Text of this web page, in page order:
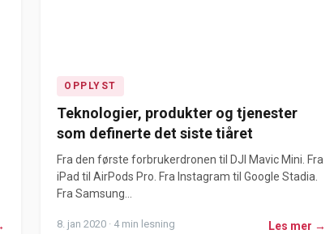
OPPLYST
Teknologier, produkter og tjenester
som definerte det siste tiåret
Fra den første forbrukerdronen til DJI Mavic Mini. Fra
iPad til AirPods Pro. Fra Instagram til Google Stadia.
Fra Samsung...
8. jan 2020 · 4 min lesning Les mer →